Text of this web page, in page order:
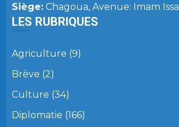
Siège: Chagoua, Avenue: Imam Issa
LES RUBRIQUES
Agriculture (9)
Brève (2)
Culture (34)
Diplomatie (166)